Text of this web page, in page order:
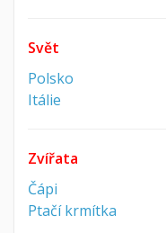
Svět
Polsko
Itálie
Zvířata
Čápi
Ptačí krmítka